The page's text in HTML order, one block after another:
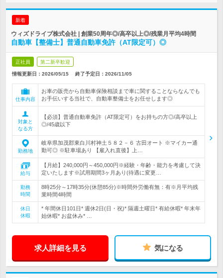
新着
ウィズドライブ株式会社 | 創業50周年◎/高卒以上◎/残業月平均4時間
自動車【整備士】普通自動車免許（AT限定可）◎
正社員 第二新卒歓迎
情報更新日：2026/05/15 終了予定日： 2026/11/05
仕事内容
お車の販売から自動車保険相談まで車に関することならなんでも
お手伝いする当社で、自動車整備士をお任せします◎
対象と
なる方
【必須】普通自動車免許（AT限定可）をお持ちの方◎/高卒以上
◎/45歳以下
勤務地
岐阜県加茂郡東白川村神土５８２－６ 古田オート ※マイカー通
勤可◎ ※駐車場あり 【雇入れ直後】上…
給与
【月給】240,000円～450,000円※経験・年齢・能力を考慮して決
定いたします※試用期間3ヶ月あり(待遇に変更…
勤務
時間
8時25分～17時35分(休憩85分)※時間外労働有無：有※月平均残
業時間4時間
休日
休暇
* 年間休日101日* 週休2日(日・祝)* 隔週土曜日* 有給休暇* 年末年
始休暇* お盆休み* …
求人詳細を見る 気になる